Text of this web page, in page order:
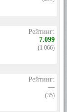
Рейтинг:
7.099
(1 066)
Рейтинг:
—
(35)